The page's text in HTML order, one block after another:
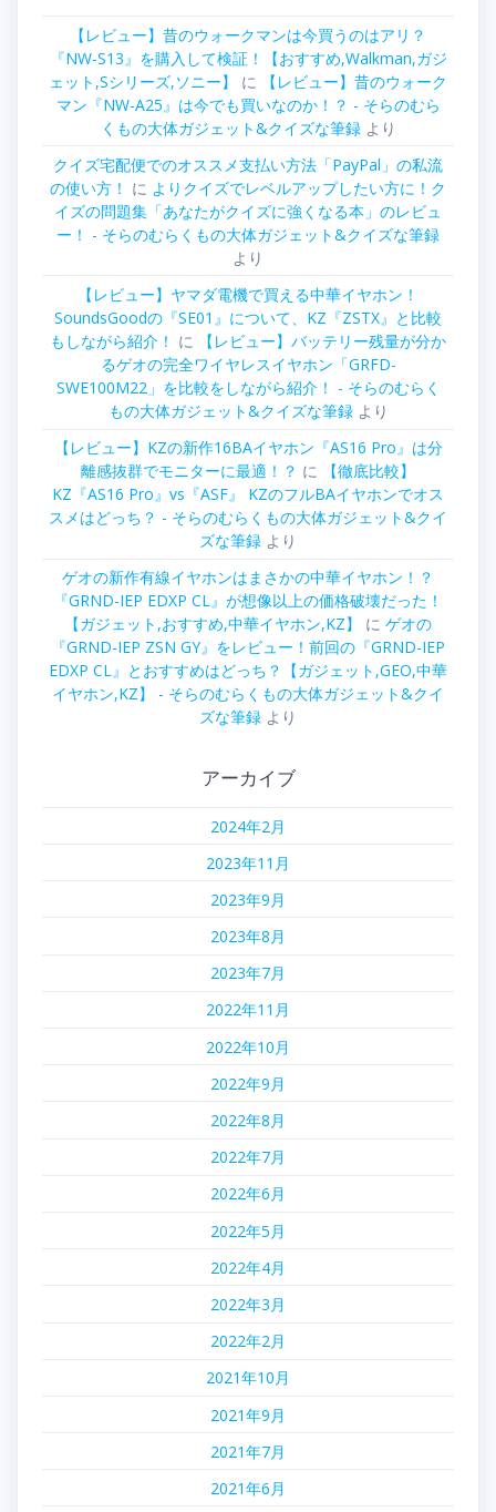
【レビュー】昔のウォークマンは今買うのはアリ？
『NW-S13』を購入して検証！【おすすめ,Walkman,ガジ
ェット,Sシリーズ,ソニー】
に
【レビュー】昔のウォーク
マン『NW-A25』は今でも買いなのか！？ - そらのむら
くもの大体ガジェット&クイズな筆録より
クイズ宅配便でのオススメ支払い方法「PayPal」の私流
の使い方！ に よりクイズでレベルアップしたい方に！ク
イズの問題集「あなたがクイズに強くなる本」のレビュ
ー！ - そらのむらくもの大体ガジェット&クイズな筆録
より
【レビュー】ヤマダ電機で買える中華イヤホン！
SoundsGoodの『SE01』について、KZ『ZSTX』と比較
もしながら紹介！ に
【レビュー】バッテリー残量が分か
るゲオの完全ワイヤレスイヤホン「GRFD-
SWE100M22」を比較をしながら紹介！ - そらのむらく
もの大体ガジェット&クイズな筆録より
【レビュー】KZの新作16BAイヤホン『AS16 Pro』は分
離感抜群でモニターに最適！？ に
【徹底比較】
KZ『AS16 Pro』vs『ASF』 KZのフルBAイヤホンでオス
スメはどっち？ - そらのむらくもの大体ガジェット&クイ
ズな筆録 より
ゲオの新作有線イヤホンはまさかの中華イヤホン！？
『GRND-IEP EDXP CL』が想像以上の価格破壊だった！
【ガジェット,おすすめ,中華イヤホン,KZ】
に ゲオの
『GRND-IEP ZSN GY』をレビュー！前回の『GRND-IEP
EDXP CL』とおすすめはどっち？【ガジェット,GEO,中華
イヤホン,KZ】 - そらのむらくもの大体ガジェット&クイ
ズな筆録 より
アーカイブ
2024年2月
2023年11月
2023年9月
2023年8月
2023年7月
2022年11月
2022年10月
2022年9月
2022年8月
2022年7月
2022年6月
2022年5月
2022年4月
2022年3月
2022年2月
2021年10月
2021年9月
2021年7月
2021年6月